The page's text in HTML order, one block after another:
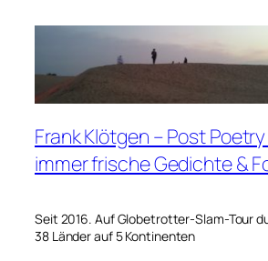
Frank Klötgen – Post
immer frische Gedichte &
Seit 2016. Auf Globetrotter-Slam-Tour
38 Länder auf 5 Kontinenten